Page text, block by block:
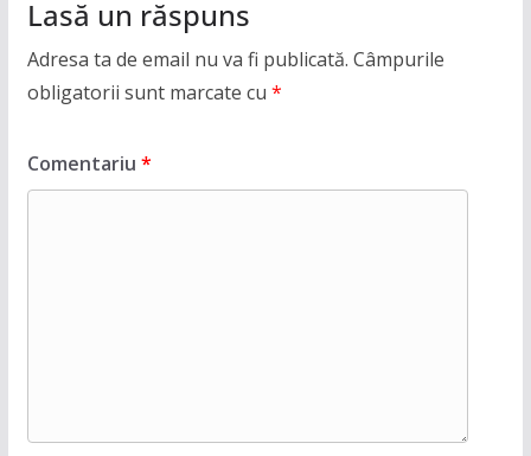
Lasă un răspuns
Adresa ta de email nu va fi publicată. Câmpurile
obligatorii sunt marcate cu *
Comentariu *